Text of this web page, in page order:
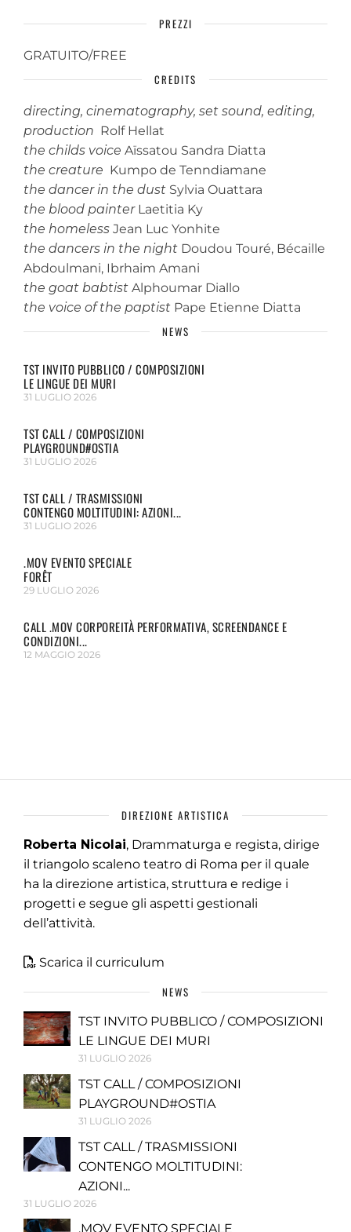
PREZZI
GRATUITO/FREE
CREDITS
directing, cinematography, set sound, editing,
production Rolf Hellat
the childs voice Aïssatou Sandra Diatta
the creature Kumpo de Tenndiamane
the dancer in the dust Sylvia Ouattara
the blood painterLaetitia Ky
the homeless Jean Luc Yonhite
the dancers in the night Doudou Touré, Bécaille
Abdoulmani, Ibrhaim Amani
the goat babtist Alphoumar Diallo
the voice of the paptist Pape Etienne Diatta
NEWS
TST INVITO PUBBLICO / COMPOSIZIONI
LE LINGUE DEI MURI
31 LUGLIO 2026
TST CALL / COMPOSIZIONI
PLAYGROUND#OSTIA
31 LUGLIO 2026
TST CALL / TRASMISSIONI
CONTENGO MOLTITUDINI: AZIONI...
31 LUGLIO 2026
.MOV EVENTO SPECIALE
FORÊT
29 LUGLIO 2026
CALL .MOV CORPOREITÀ PERFORMATIVA, SCREENDANCE E
CONDIZIONI...
12 MAGGIO 2026
DIREZIONE ARTISTICA
Roberta Nicolai, Drammaturga e regista, dirige
il triangolo scaleno teatro di Roma per il quale
ha la direzione artistica, struttura e redige i
progetti e segue gli aspetti gestionali
dell’attività.
Scarica il curriculum
NEWS
TST INVITO PUBBLICO / COMPOSIZIONI
LE LINGUE DEI MURI
31 LUGLIO 2026
TST CALL / COMPOSIZIONI
PLAYGROUND#OSTIA
31 LUGLIO 2026
TST CALL / TRASMISSIONI
CONTENGO MOLTITUDINI:
AZIONI...
31 LUGLIO 2026
.MOV EVENTO SPECIALE